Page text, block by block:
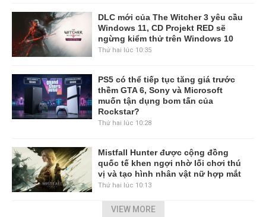
DLC mới của The Witcher 3 yêu cầu
Windows 11, CD Projekt RED sẽ
ngừng kiểm thử trên Windows 10
Thứ hai lúc 10:35
PS5 có thể tiếp tục tăng giá trước
thềm GTA 6, Sony và Microsoft
muốn tận dụng bom tấn của
Rockstar?
Thứ hai lúc 10:28
Mistfall Hunter được cộng đồng
quốc tế khen ngợi nhờ lối chơi thú
vị và tạo hình nhân vật nữ hợp mắt
Thứ hai lúc 10:13
VIEW MORE